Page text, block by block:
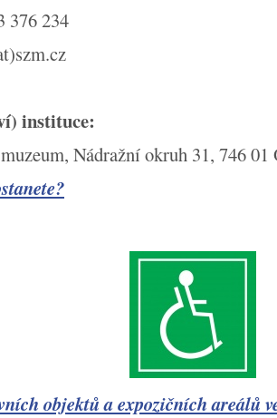
376 234
instituce:
Nádražní okruh 31, 746 01
objektů a expozičních areálů